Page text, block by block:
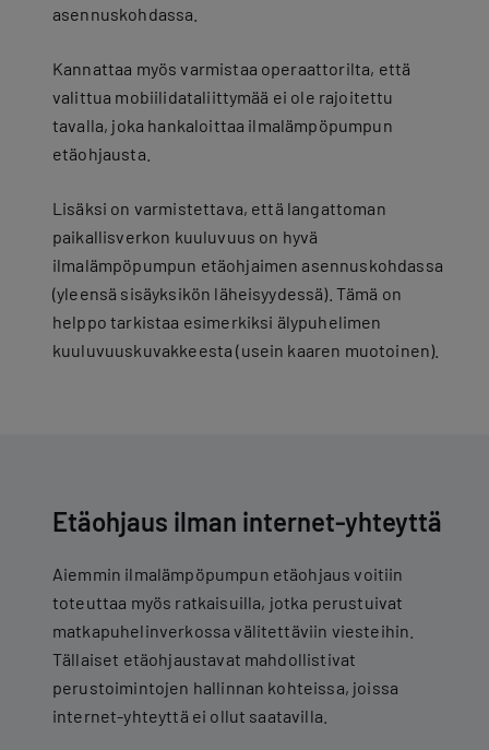
asennuskohdassa.
Kannattaa myös varmistaa operaattorilta, että
valittua mobiilidataliittymää ei ole rajoitettu
tavalla, joka hankaloittaa ilmalämpöpumpun
etäohjausta.
Lisäksi on varmistettava, että langattoman
paikallisverkon kuuluvuus on hyvä
ilmalämpöpumpun etäohjaimen asennuskohdassa
(yleensä sisäyksikön läheisyydessä). Tämä on
helppo tarkistaa esimerkiksi älypuhelimen
kuuluvuuskuvakkeesta (usein kaaren muotoinen).
Etäohjaus ilman internet-yhteyttä
Aiemmin ilmalämpöpumpun etäohjaus voitiin
toteuttaa myös ratkaisuilla, jotka perustuivat
matkapuhelinverkossa välitettäviin viesteihin.
Tällaiset etäohjaustavat mahdollistivat
perustoimintojen hallinnan kohteissa, joissa
internet-yhteyttä ei ollut saatavilla.